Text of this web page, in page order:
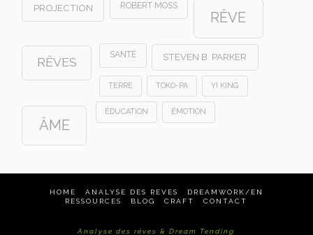
PROJECTION ROBERT MOSS
RÊVE
RÊVES
SANTÉ STEVEN B. PARKER
TERRE TOKO-PA YI KING
ÂME
ÉDUCATION ÉMOTION
HOME ANALYSE DES REVES
DREAMWORK/EN
RESSOURCES
BLOG CRAFT CONTACT
Analyse des rêves & Dream Tending